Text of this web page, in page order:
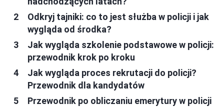
Odkryj tajniki: co to jest służba w policji i jak
wygląda od środka?
Jak wygląda szkolenie podstawowe w policji:
przewodnik krok po kroku
Jak wygląda proces rekrutacji do policji?
Przewodnik dla kandydatów
Przewodnik po obliczaniu emerytury w policji